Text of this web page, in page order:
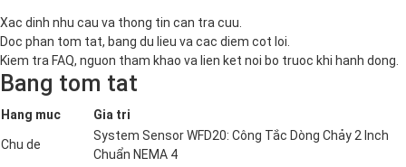
Xac dinh nhu cau va thong tin can tra cuu.
Doc phan tom tat, bang du lieu va cac diem cot loi.
Kiem tra FAQ, nguon tham khao va lien ket noi bo truoc khi hanh dong.
Bang tom tat
Hang muc Gia tri
Chu de
System Sensor WFD20: Công Tắc Dòng Chảy 2 Inch
Chuẩn NEMA 4